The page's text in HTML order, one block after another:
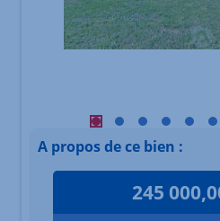
Visuel principal
Visuel principal
VisuelVisuel
A propos de ce bien :
245